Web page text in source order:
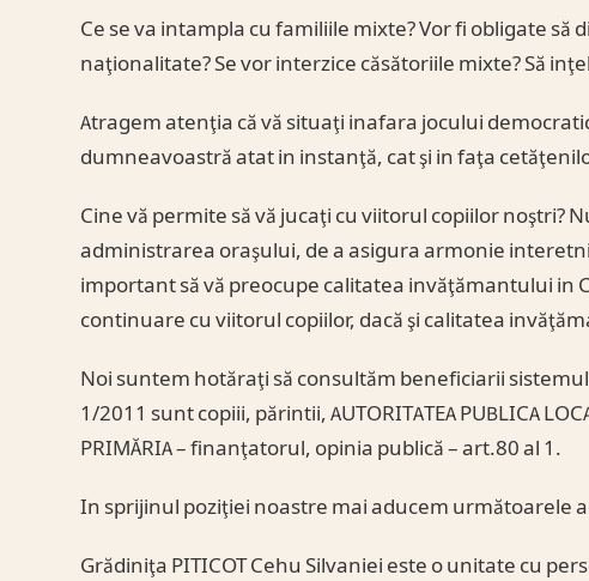
Ce se va intampla cu familiile mixte? Vor fi obligate să
naţionalitate? Se vor interzice căsătoriile mixte? Să
Atragem atenţia că vă situaţi inafara jocului
dumneavoastră atat in instanţă, cat şi in faţa
Cine vă permite să vă jucaţi cu viitorul copiilor noştri?
administrarea oraşului, de a asigura armonie
important să vă preocupe calitatea invăţămantului in
continuare cu viitorul copiilor, dacă şi calitatea
Noi suntem hotăraţi să consultăm beneficiarii
1/2011 sunt copiii, părintii, AUTORITATEA PUBLICA
PRIMĂRIA – finanţatorul, opinia publică – art.80 al 1.
In sprijinul poziţiei noastre mai aducem următoarele
Grădiniţa PITICOT Cehu Silvaniei este o unitate cu